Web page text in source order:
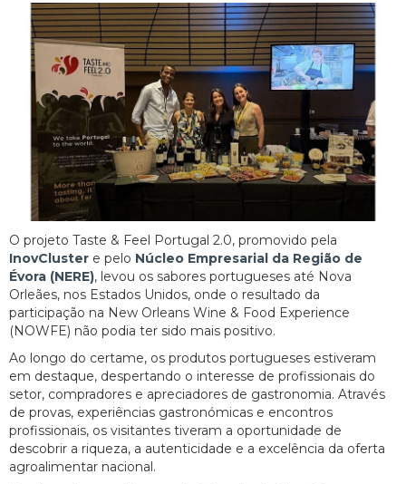
O projeto Taste & Feel Portugal 2.0, promovido pela
InovCluster e pelo Núcleo Empresarial da Região de
Évora (NERE), levou os sabores portugueses até Nova
Orleães, nos Estados Unidos, onde o resultado da
participação na New Orleans Wine & Food Experience
(NOWFE) não podia ter sido mais positivo.
Ao longo do certame, os produtos portugueses estiveram
em destaque, despertando o interesse de profissionais do
setor, compradores e apreciadores de gastronomia. Através
de provas, experiências gastronómicas e encontros
profissionais, os visitantes tiveram a oportunidade de
descobrir a riqueza, a autenticidade e a excelência da oferta
agroalimentar nacional.